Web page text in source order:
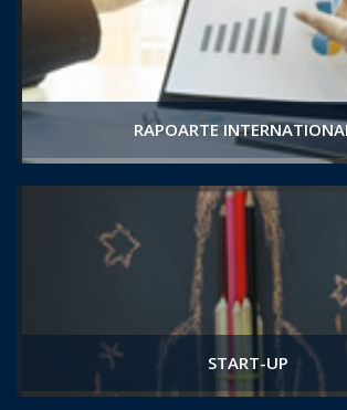
RAPOARTE
START-UP